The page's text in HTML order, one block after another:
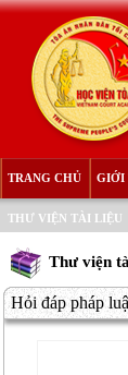
TRANG CHỦ GIỚI
THƯ VIỆN TÀI LIỆU
Thư viện
Hỏi đáp pháp